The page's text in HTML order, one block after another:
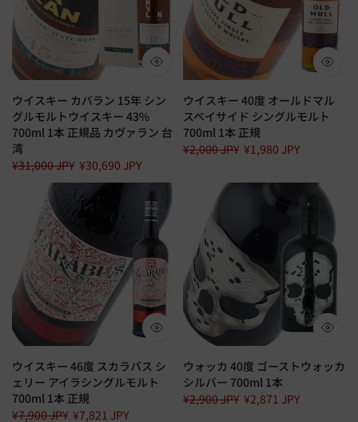
ウイスキー カバラン 15年 シン
グルモルトウイスキー 43%
700ml 1本 正規品 カヴァラン 台
湾
¥31,000 JPY ¥30,690 JPY
ウイスキー 40度 オールドマル
スペイサイド シングルモルト
700ml 1本 正規
¥2,000 JPY ¥1,980 JPY
ウイスキー 46度 スカラバス シ
ェリー アイラシングルモルト
700ml 1本 正規
¥7,900 JPY ¥7,821 JPY
ウォッカ 40度 ゴーストウォッカ
シルバー 700ml 1本
¥2,900 JPY ¥2,871 JPY